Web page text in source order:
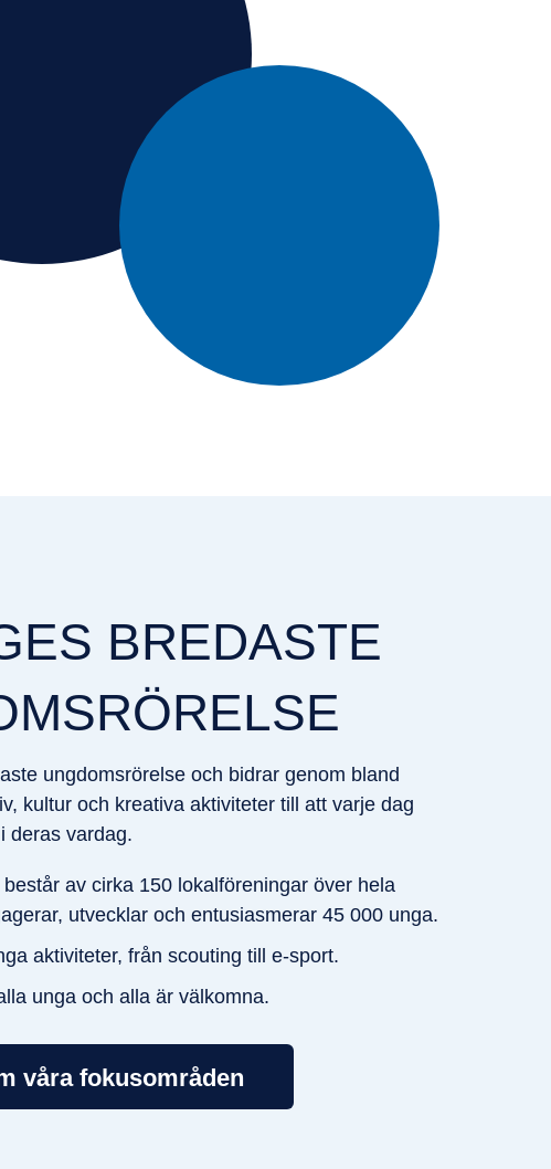
BREDASTE
ungdomsrörelse och bidrar genom bland
kultur och kreativa aktiviteter till att varje dag
deras vardag.
av cirka 150 lokalföreningar över hela
utvecklar och entusiasmerar 45 000 unga.​
aktiviteter, från scouting till e-sport.
unga och alla är välkomna.
våra fokusområden